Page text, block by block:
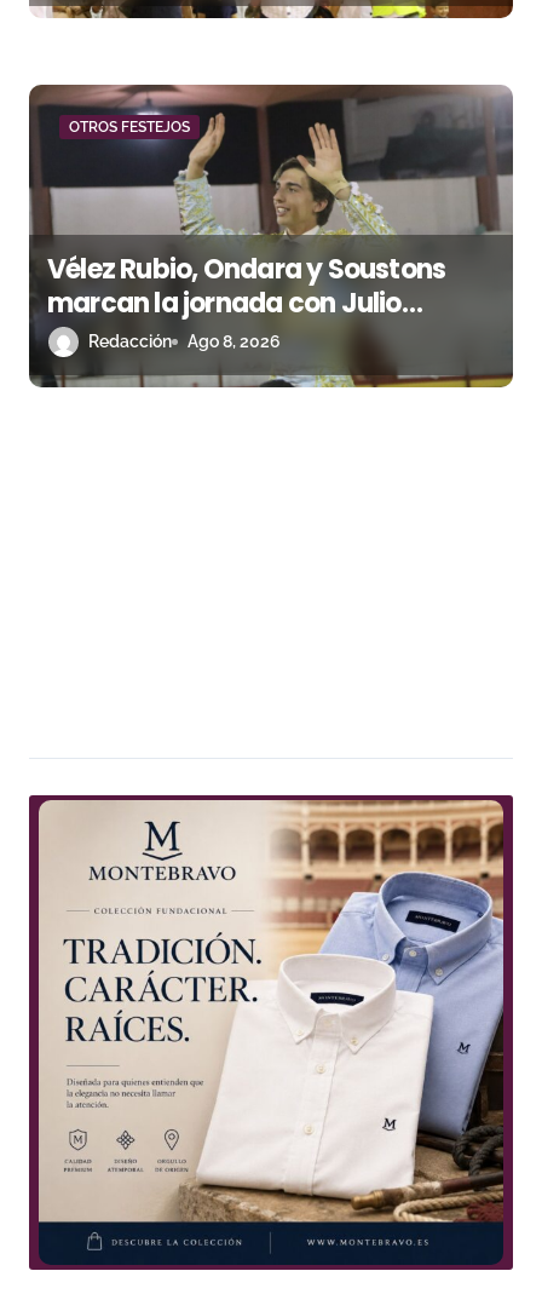
OTROS FESTEJOS
Vélez Rubio, Ondara y Soustons
marcan la jornada con Julio
Romero, Andy Cartagena y Hugo
Tarbelli
Redacción Ago 8, 2026